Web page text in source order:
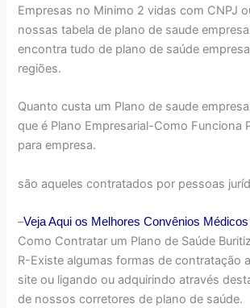
Empresas no Minimo 2 vidas com CNPJ
nossas tabela de plano de saude
encontra tudo de plano de saúde
regiões.
Quanto custa um Plano de saude
que é Plano Empresarial-Como Funciona
para empresa.
são aqueles contratados por pessoas
–Veja Aqui os MelhoresConvênios Médicos
Como Contratar um Plano de Saúde
R-Existe algumas formas de contratação
site ou ligando ou adquirindo através
de nossos corretores de plano de saúde.